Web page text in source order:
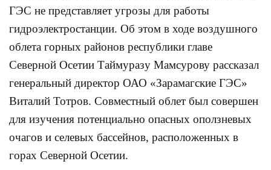
ГЭС не представляет угрозы для работы
гидроэлектростанции. Об этом в ходе воздушного
облета горных районов республики главе
Северной Осетии Таймуразу Мамсурову рассказал
генеральный директор ОАО «Зарамагские ГЭС»
Виталий Тотров. Совместный облет был совершен
для изучения потенциально опасных оползневых
очагов и селевых бассейнов, расположенных в
горах Северной Осетии.